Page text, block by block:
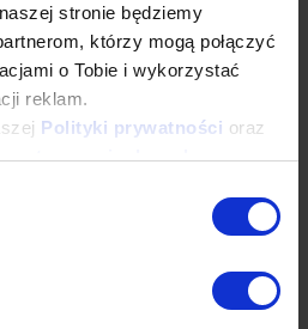
stronie będziemy
którzy mogą połączyć
o Tobie i wykorzystać
reklam.
Polityki prywatności oraz
danych.
użytku, do mycia w każdej
AISI 304
produktu do koszyka. W
wymagań dotyczących produktu